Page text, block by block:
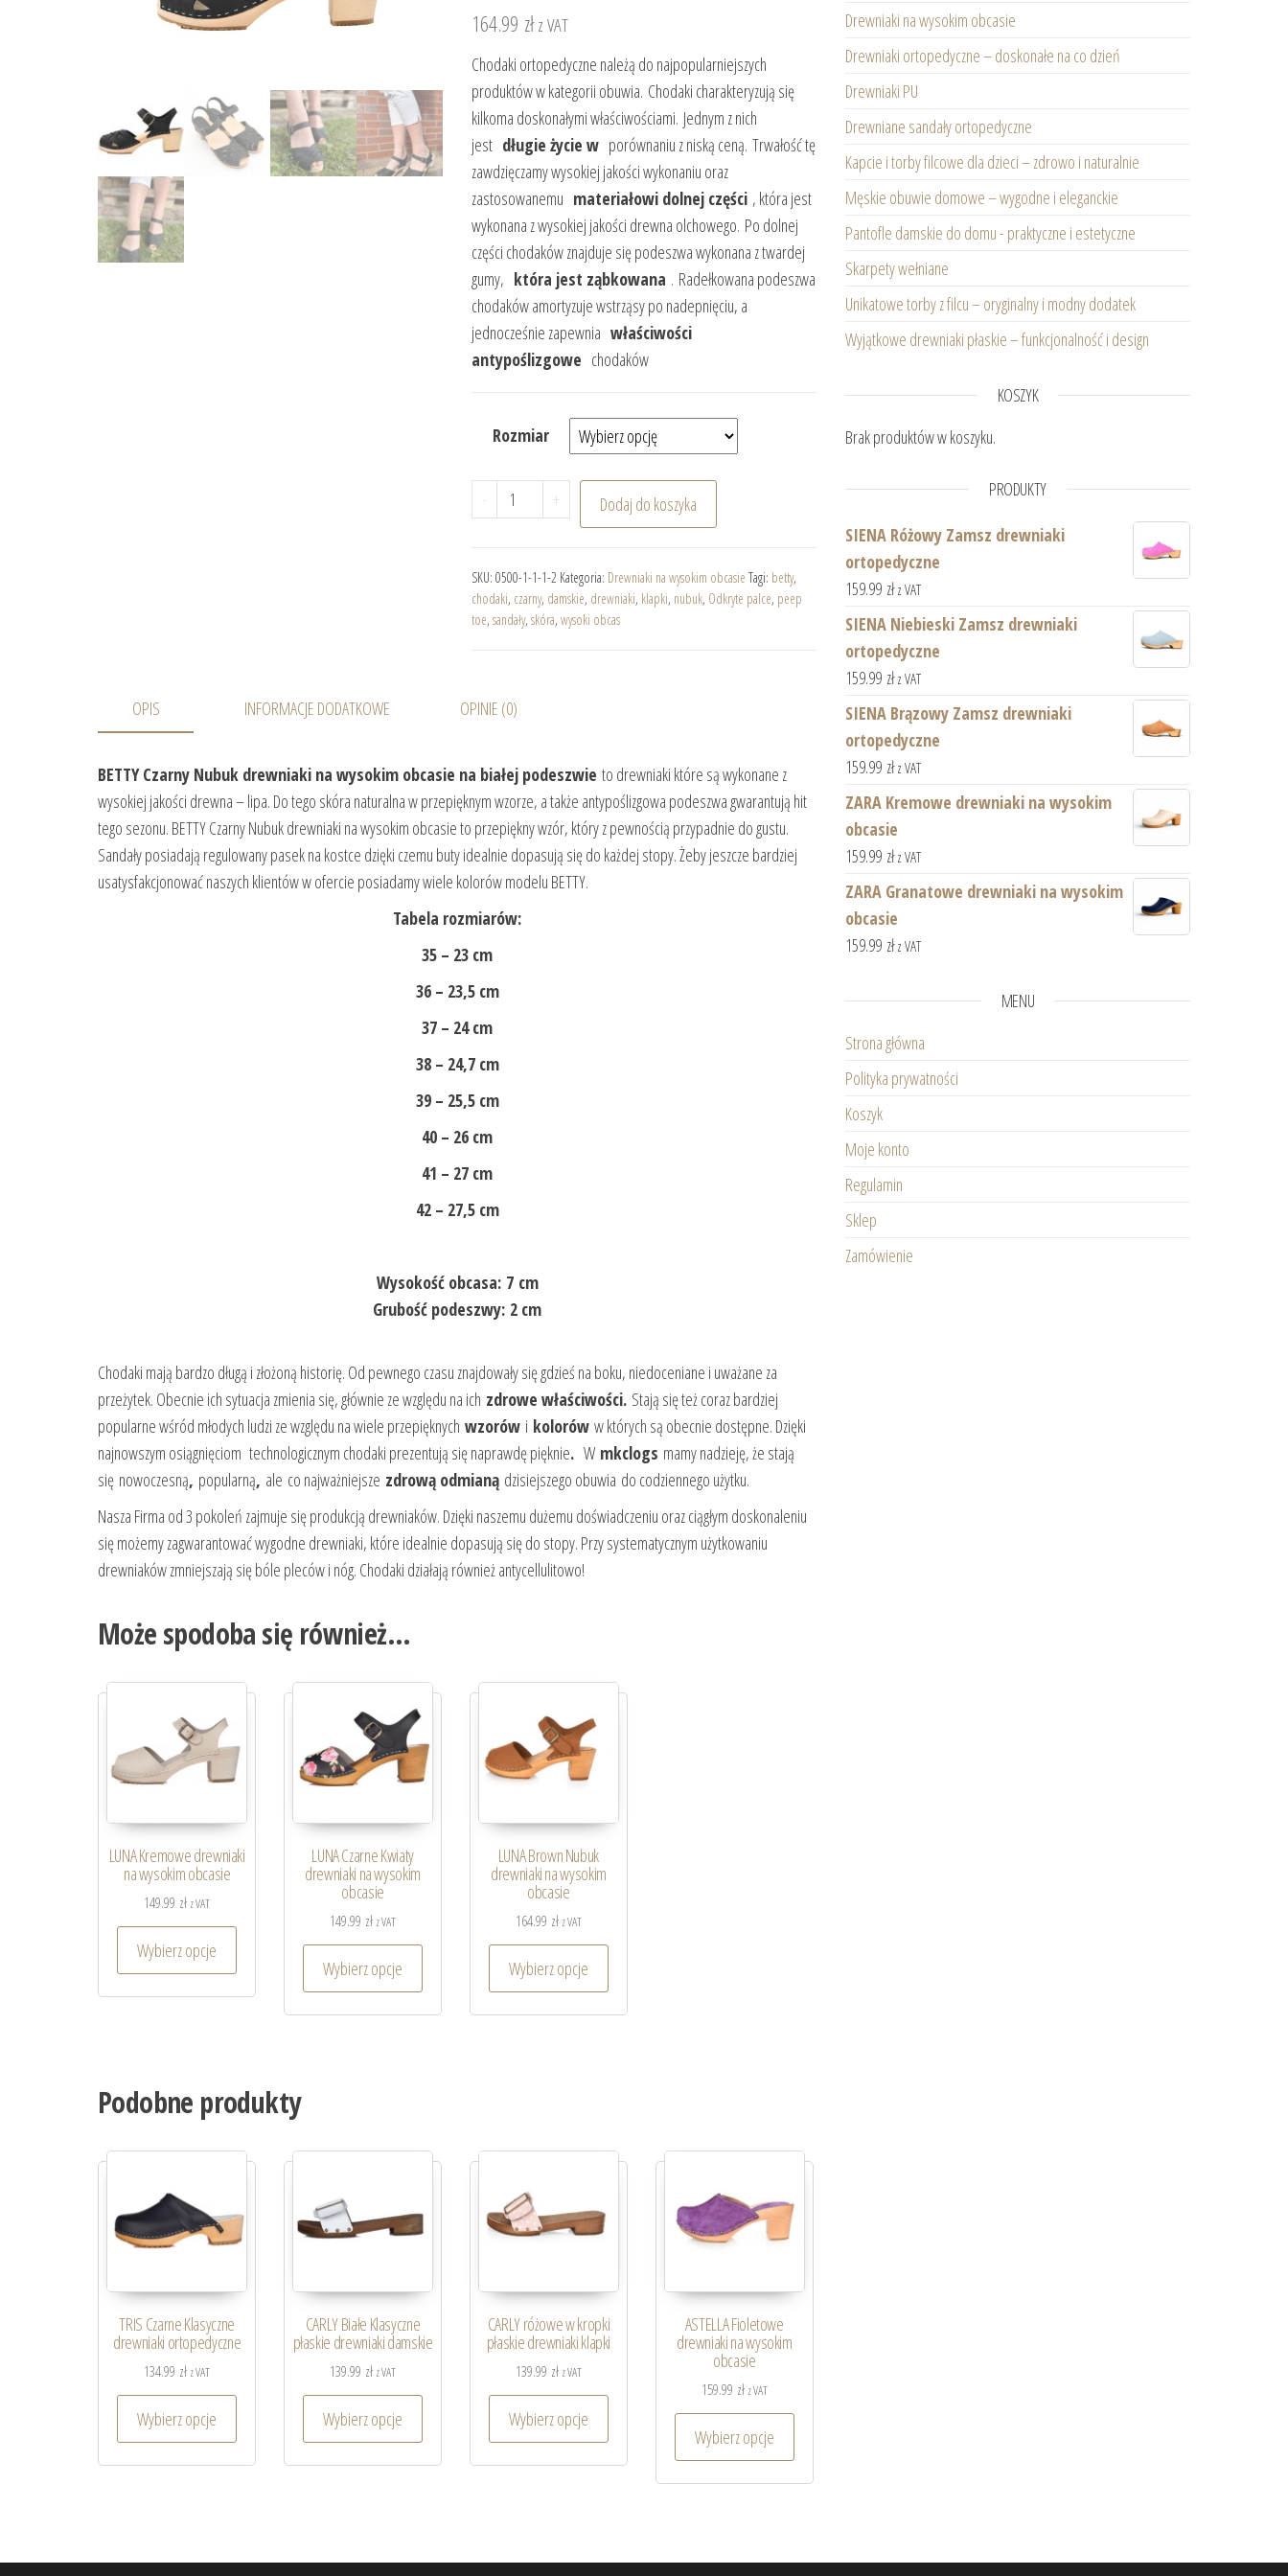
164.99 złz VAT
Chodaki ortopedyczne należą do najpopularniejszych
produktów w kategorii obuwia. Chodaki charakteryzują się
kilkoma doskonałymi właściwościami. Jednym z nich
jest długie życie w porównaniu z niską ceną. Trwałość tę
zawdzięczamy wysokiej jakości wykonaniu oraz
zastosowanemu materiałowi dolnej części , która jest
wykonana z wysokiej jakości drewna olchowego. Po dolnej
części chodaków znajduje się podeszwa wykonana z twardej
gumy, która jest ząbkowana . Radełkowana podeszwa
chodaków amortyzuje wstrząsy po nadepnięciu, a
jednocześnie zapewnia właściwości
antypoślizgowe chodaków
Rozmiar
- ilość BETTY Czarny Nubuk drewniaki na wysokim obcasie
+ Dodaj do koszyka
SKU: 0500-1-1-1-2 Kategoria: Drewniaki na wysokim obcasie Tagi: betty,
chodaki, czarny, damskie, drewniaki, klapki, nubuk, Odkryte palce, peep
toe, sandały, skóra, wysoki obcas
OPIS INFORMACJE DODATKOWE OPINIE (0)
BETTY Czarny Nubuk drewniaki na wysokim obcasie na białej podeszwie to drewniaki które są wykonane z
wysokiej jakości drewna – lipa. Do tego skóra naturalna w przepięknym wzorze, a także antypoślizgowa podeszwa gwarantują hit
tego sezonu. BETTY Czarny Nubuk drewniaki na wysokim obcasie to przepiękny wzór, który z pewnością przypadnie do gustu.
Sandały posiadają regulowany pasek na kostce dzięki czemu buty idealnie dopasują się do każdej stopy. Żeby jeszcze bardziej
usatysfakcjonować naszych klientów w ofercie posiadamy wiele kolorów modelu BETTY.
Tabela rozmiarów:
35 – 23 cm
36 – 23,5 cm
37 – 24 cm
38 – 24,7 cm
39 – 25,5 cm
40 – 26 cm
41 – 27 cm
42 – 27,5 cm
Wysokość obcasa: 7 cm
Grubość podeszwy: 2 cm
Chodaki mają bardzo długą i złożoną historię. Od pewnego czasu znajdowały się gdzieś na boku, niedoceniane i uważane za
przeżytek. Obecnie ich sytuacja zmienia się, głównie ze względu na ich zdrowe właściwości. Stają się też coraz bardziej
popularne wśród młodych ludzi ze względu na wiele przepięknych wzorów i kolorów w których są obecnie dostępne. Dzięki
najnowszym osiągnięciom technologicznym chodaki prezentują się naprawdę pięknie. W mkclogs mamy nadzieję, że stają
się nowoczesną, popularną, ale co najważniejsze zdrową odmianą dzisiejszego obuwia do codziennego użytku.
Nasza Firma od 3 pokoleń zajmuje się produkcją drewniaków. Dzięki naszemu dużemu doświadczeniu oraz ciągłym doskonaleniu
się możemy zagwarantować wygodne drewniaki, które idealnie dopasują się do stopy. Przy systematycznym użytkowaniu
drewniaków zmniejszają się bóle pleców i nóg. Chodaki działają również antycellulitowo!
Może spodoba się również…
LUNA Kremowe drewniaki
na wysokim obcasie
149.99 zł z VAT
Wybierz opcje
LUNA Czarne Kwiaty
drewniaki na wysokim
obcasie
149.99 zł z VAT
Wybierz opcje
LUNA Brown Nubuk
drewniaki na wysokim
obcasie
164.99 zł z VAT
Wybierz opcje
Podobne produkty
TRIS Czarne Klasyczne
drewniaki ortopedyczne
134.99 zł z VAT
Wybierz opcje
CARLY Białe Klasyczne
płaskie drewniaki damskie
139.99 zł z VAT
Wybierz opcje
CARLY różowe w kropki
płaskie drewniaki klapki
139.99 zł z VAT
Wybierz opcje
ASTELLA Fioletowe
drewniaki na wysokim
obcasie
159.99 zł z VAT
Wybierz opcje
Drewniaki na wysokim obcasie
Drewniaki ortopedyczne – doskonałe na co dzień
Drewniaki PU
Drewniane sandały ortopedyczne
Kapcie i torby filcowe dla dzieci – zdrowo i naturalnie
Męskie obuwie domowe – wygodne i eleganckie
Pantofle damskie do domu - praktyczne i estetyczne
Skarpety wełniane
Unikatowe torby z filcu – oryginalny i modny dodatek
Wyjątkowe drewniaki płaskie – funkcjonalność i design
KOSZYK
Brak produktów w koszyku.
PRODUKTY
SIENA Różowy Zamsz drewniaki
ortopedyczne
159.99 zł z VAT
SIENA Niebieski Zamsz drewniaki
ortopedyczne
159.99 zł z VAT
SIENA Brązowy Zamsz drewniaki
ortopedyczne
159.99 zł z VAT
ZARA Kremowe drewniaki na wysokim
obcasie
159.99 zł z VAT
ZARA Granatowe drewniaki na wysokim
obcasie
159.99 zł z VAT
MENU
Strona główna
Polityka prywatności
Koszyk
Moje konto
Regulamin
Sklep
Zamówienie